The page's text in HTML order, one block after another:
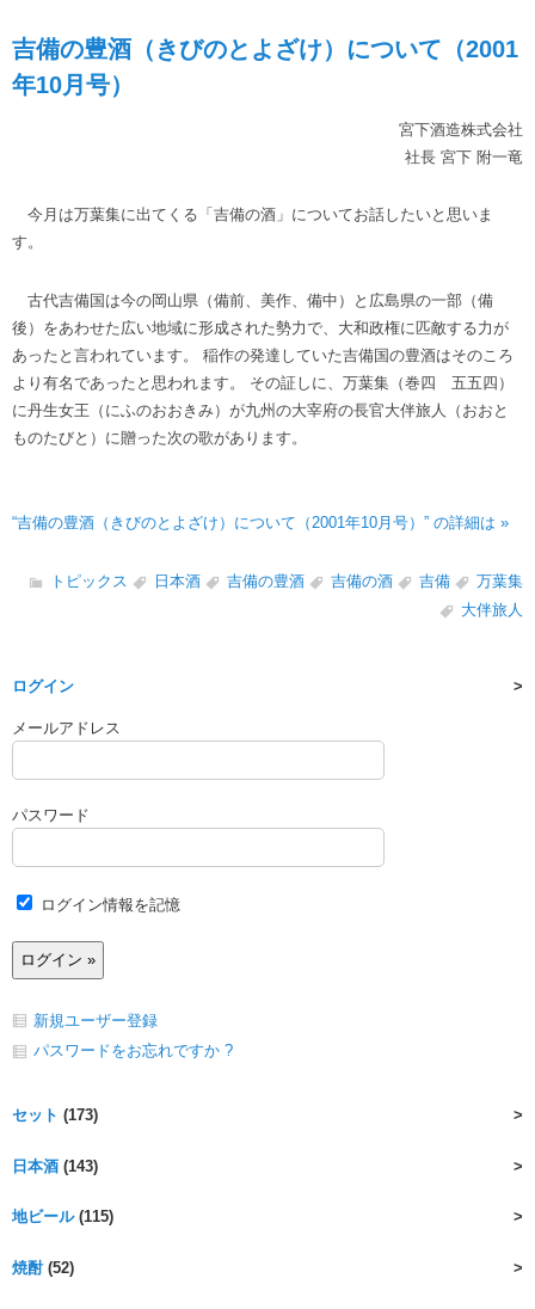
吉備の豊酒（きびのとよざけ）について（2001
年10月号）
宮下酒造株式会社
社長 宮下 附一竜
今月は万葉集に出てくる「吉備の酒」についてお話したいと思いま
す。
古代吉備国は今の岡山県（備前、美作、備中）と広島県の一部（備
後）をあわせた広い地域に形成された勢力で、大和政権に匹敵する力が
あったと言われています。 稲作の発達していた吉備国の豊酒はそのころ
より有名であったと思われます。 その証しに、万葉集（巻四 五五四）
に丹生女王（にふのおおきみ）が九州の大宰府の長官大伴旅人（おおと
ものたびと）に贈った次の歌があります。
“吉備の豊酒（きびのとよざけ）について（2001年10月号）” の詳細は »
トピックス 日本酒 吉備の豊酒 吉備の酒 吉備
万葉集
大伴旅人
ログイン
メールアドレス
パスワード
ログイン情報を記憶
新規ユーザー登録
パスワードをお忘れですか ?
セット (173)
日本酒 (143)
地ビール(115)
焼酎(52)